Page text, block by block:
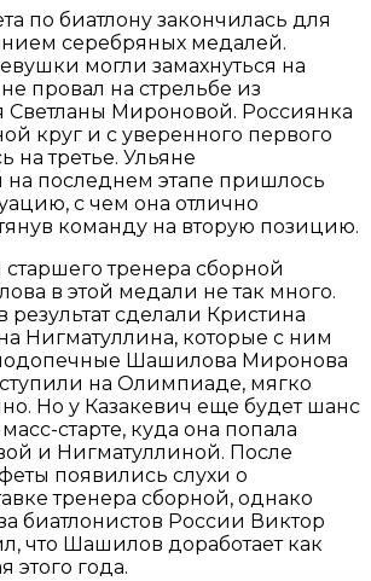
по биатлону закончилась для
серебряных медалей.
могли замахнуться на
провал на стрельбе из
Светланы Мироновой. Россиянка
круг и с уверенного первого
на третье. Ульяне
на последнем этапе пришлось
с чем она отлично
команду на вторую позицию.
тренера сборной
в этой медали не так много.
результат сделали Кристина
Нигматуллина, которые с ним
Шашилова Миронова
на Олимпиаде, мягко
Но у Казакевич еще будет шанс
старте, куда она попала
и Нигматуллиной. После
появились слухи о
тренера сборной, однако
биатлонистов России Виктор
что Шашилов доработает как
года.